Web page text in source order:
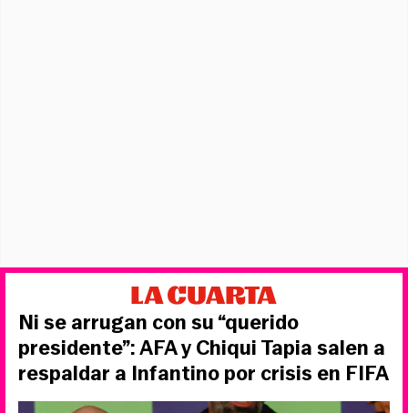
Ni se arrugan con su “querido
presidente”: AFA y Chiqui Tapia salen a
respaldar a Infantino por crisis en FIFA